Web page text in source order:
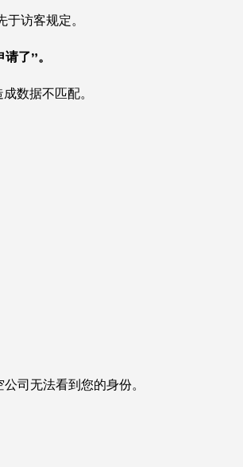
访客规定。
了”。
数据不匹配。
司无法看到您的身份。